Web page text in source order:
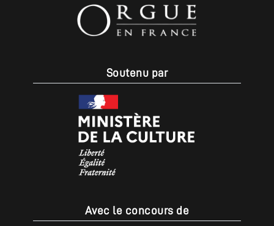
Soutenu par
Avec le concours de